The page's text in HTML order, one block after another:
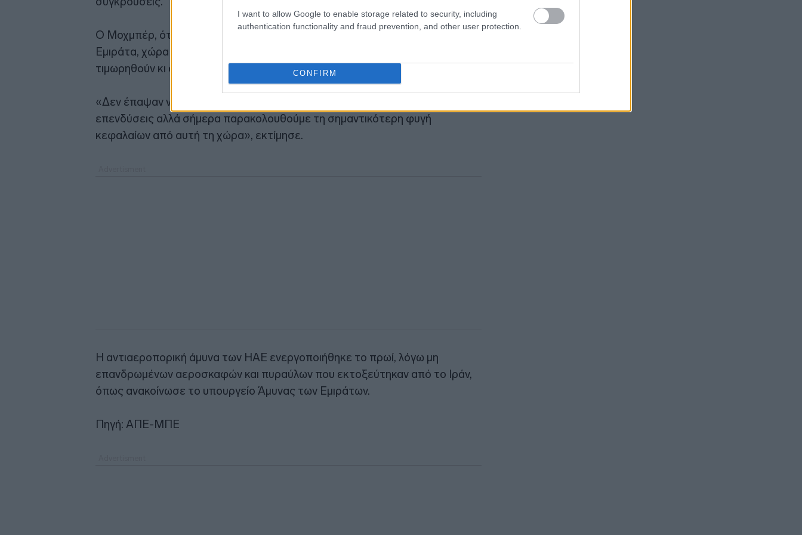
I want to allow Google to enable storage related to security, including
authentication functionality and fraud prevention, and other user protection.
CONFIRM
Ο Μοχμπέρ, όταν ρωτήθηκε για τις επιθέσεις στα Ηνωμένα Αραβικά
Εμιράτα, χώρα σύμμαχο των ΗΠΑ, απάντησε: «Τιμωρήθηκαν και θα
τιμωρηθούν κι άλλο».
«Δεν έπαψαν να διαλαλούν ότι η χώρα τους είναι ασφαλές καταφύγιο για
επενδύσεις αλλά σήμερα παρακολουθούμε τη σημαντικότερη φυγή
κεφαλαίων από αυτή τη χώρα», εκτίμησε.
Η αντιαεροπορική άμυνα των ΗΑΕ ενεργοποιήθηκε το πρωί, λόγω μη
επανδρωμένων αεροσκαφών και πυραύλων που εκτοξεύτηκαν από το Ιράν,
όπως ανακοίνωσε το υπουργείο Άμυνας των Εμιράτων.
Πηγή: ΑΠΕ-ΜΠΕ